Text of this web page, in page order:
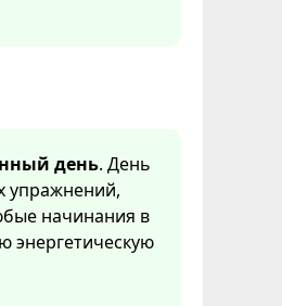
день. День
упражнений,
начинания в
энергетическую